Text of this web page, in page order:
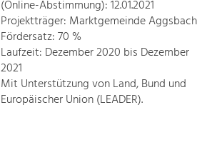
(Online-Abstimmung): 12.01.2021
Projektträger: Marktgemeinde Aggsbach
Fördersatz: 70 %
Laufzeit: Dezember 2020 bis Dezember
2021
Mit Unterstützung von Land, Bund und
Europäischer Union (LEADER).